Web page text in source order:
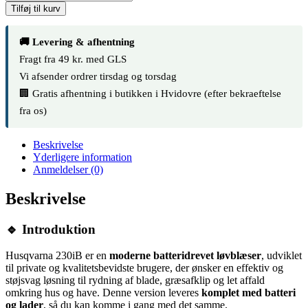
Tilføj til kurv
🚚 Levering & afhentning
Fragt fra 49 kr. med GLS
Vi afsender ordrer tirsdag og torsdag
🏢 Gratis afhentning i butikken i Hvidovre (efter bekraeftelse
fra os)
Beskrivelse
Yderligere information
Anmeldelser (0)
Beskrivelse
🔹 Introduktion
Husqvarna 230iB er en moderne batteridrevet løvblæser, udviklet
til private og kvalitetsbevidste brugere, der ønsker en effektiv og
støjsvag løsning til rydning af blade, græsafklip og let affald
omkring hus og have. Denne version leveres komplet med batteri
og lader, så du kan komme i gang med det samme.